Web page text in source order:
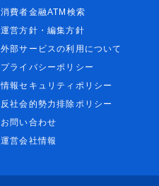
消費者金融ATM検索
運営方針・編集方針
外部サービスの利用について
プライバシーポリシー
情報セキュリティポリシー
反社会的勢力排除ポリシー
お問い合わせ
運営会社情報